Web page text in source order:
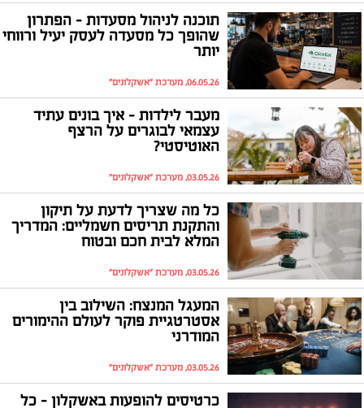
תוכנה לניהול מסעדות – הפתרון
שהופך כל מסעדה לעסק יעיל ורווחי
יותר
06.05.26, מערכת "אשקלונים"
מעבר לילדות - איך בונים עתיד
עצמאי לבוגרים על הרצף
האוטיסטי?
03.05.26, מערכת "אשקלונים"
כל מה שצריך לדעת על תיקון
והתקנת תריסים חשמליים: המדריך
המלא לבית חכם ובטוח
03.05.26, מערכת "אשקלונים"
המעגל המנצח: השילוב בין
אסטרטגיית פוקר לעולם ההימורים
המודרני
03.05.26, מערכת "אשקלונים"
כרטיסים להופעות באשקלון - כל